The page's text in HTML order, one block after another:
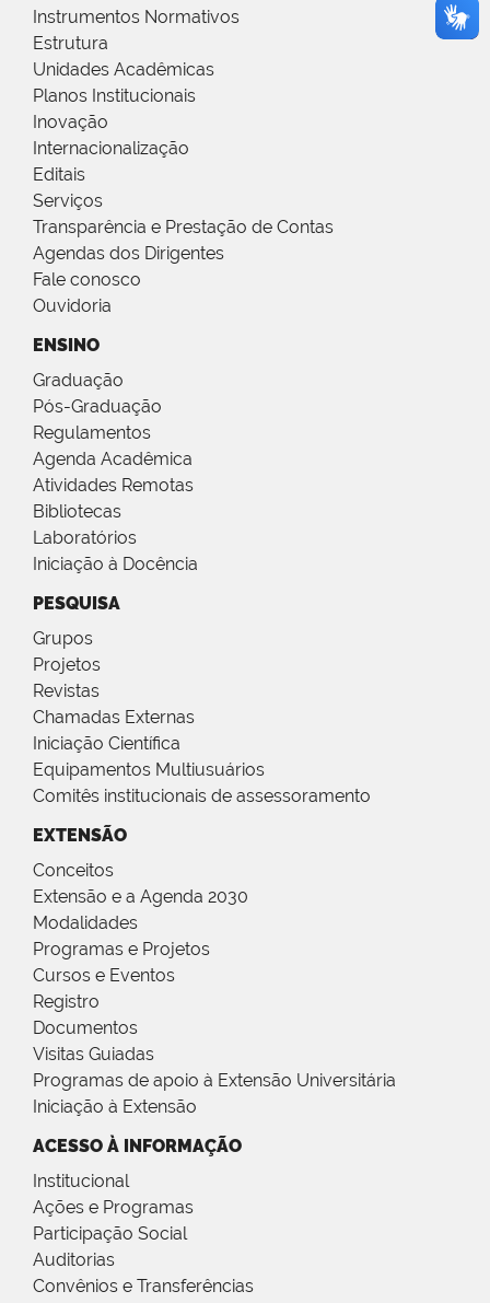
Instrumentos Normativos
Estrutura
Unidades Acadêmicas
Planos Institucionais
Inovação
Internacionalização
Editais
Serviços
Transparência e Prestação de Contas
Agendas dos Dirigentes
Fale conosco
Ouvidoria
ENSINO
Graduação
Pós-Graduação
Regulamentos
Agenda Acadêmica
Atividades Remotas
Bibliotecas
Laboratórios
Iniciação à Docência
PESQUISA
Grupos
Projetos
Revistas
Chamadas Externas
Iniciação Científica
Equipamentos Multiusuários
Comitês institucionais de assessoramento
EXTENSÃO
Conceitos
Extensão e a Agenda 2030
Modalidades
Programas e Projetos
Cursos e Eventos
Registro
Documentos
Visitas Guiadas
Programas de apoio à Extensão Universitária
Iniciação à Extensão
ACESSO À INFORMAÇÃO
Institucional
Ações e Programas
Participação Social
Auditorias
Convênios e Transferências